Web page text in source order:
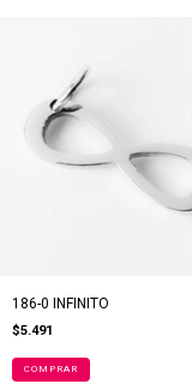
186-0 INFINITO
$5.491